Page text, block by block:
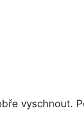
vyschnout.